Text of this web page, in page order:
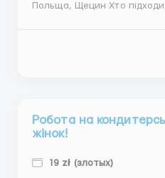
Польща, Щецин Хто підходить? Чоловіки, жінки, пари
Робота на
жінок!
19 zł (злотых)